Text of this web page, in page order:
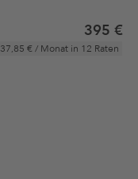
395 €
37,85 € / Monat in 12 Raten